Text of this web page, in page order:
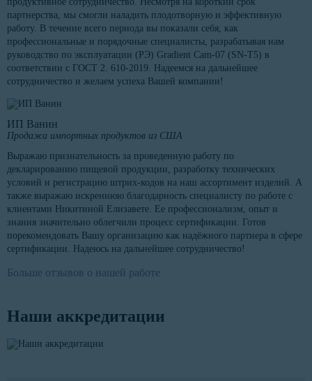
партнерства, мы смогли наладить плодотворную и эффективную
работу. В течение всего периода вы показали себя, как
профессиональные и порядочные специалисты, разрабатывая нам
руководство по эксплуатации (РЭ) Gradient Cam-07 (SN-T5) в
соответствии с ГОСТ 2. 610-2019. Надеемся на дальнейшее
сотрудничество и желаем успеха Вашей компании!
ИП Ванин
Продажа импортных продуктов из США
Выражаю признательность за проведенную работу по
декларированию пищевой продукции, разработку технических
условий и регистрацию штрих-кодов на наш ассортимент изделий. А
также выражаю искреннюю благодарность специалисту по работе с
клиентами Никитиной Елизавете. Ее профессионализм, опыт и
знания значительно облегчили процесс сертификации. Готов
порекомендовать Вашу организацию как надёжного партнера в сфере
сертификации. Надеюсь на дальнейшее сотрудничество!
Больше отзывов о нашей работе
Наши аккредитации